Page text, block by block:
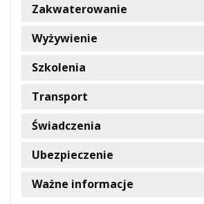
Zakwaterowanie
Wyżywienie
Szkolenia
Transport
Świadczenia
Ubezpieczenie
Ważne informacje